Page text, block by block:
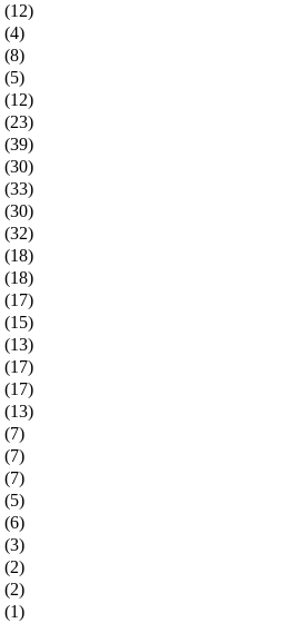
(12)
(4)
(8)
(5)
(12)
(23)
(39)
(30)
(33)
(30)
(32)
(18)
(18)
(17)
(15)
(13)
(17)
(17)
(13)
(7)
(7)
(7)
(5)
(6)
(3)
(2)
(2)
(1)